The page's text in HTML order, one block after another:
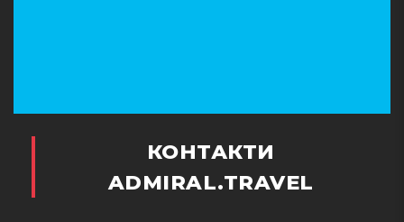
КОНТАКТИ
ADMIRAL.TRAVEL